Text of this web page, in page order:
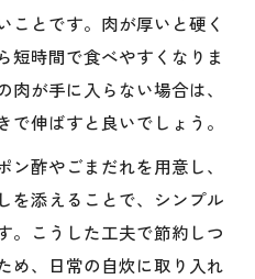
ことです。肉が厚いと硬く
短時間で食べやすくなりま
が手に入らない場合は、
伸ばすと良いでしょう。
酢やごまだれを用意し、
を添えることで、シンプル
。こうした工夫で節約しつ
め、日常の自炊に取り入れ